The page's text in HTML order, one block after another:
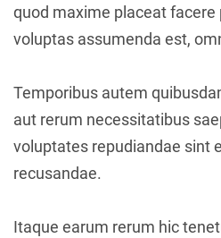
quod maxime placeat facere
voluptas assumenda est,
Temporibus autem
aut rerum necessitatibus
voluptates repudiandae sint
recusandae.
Itaque earum rerum hic